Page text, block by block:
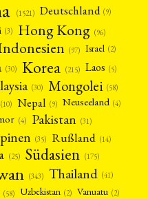
(1521) Deutschland (9)
(3) Hong Kong (96)
(97) Israel (2)
(30) Korea (215) Laos (5)
(30) Mongolei (58)
(10) Nepal (9) Neuseeland (4)
(4) Pakistan (31)
(35) Rußland (14)
(25) Südasien (175)
(343) Thailand (41)
(58) Uzbekistan (2) Vanuatu (2)